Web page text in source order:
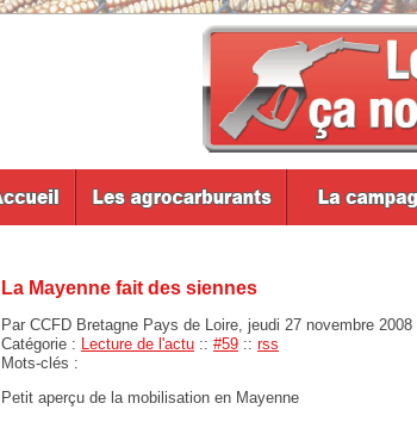
La Mayenne fait des siennes
Par CCFD Bretagne Pays de Loire, jeudi 27 novembre 2008
Catégorie : Lecture de l'actu :: #59 :: rss
Mots-clés :
Petit aperçu de la mobilisation en Mayenne